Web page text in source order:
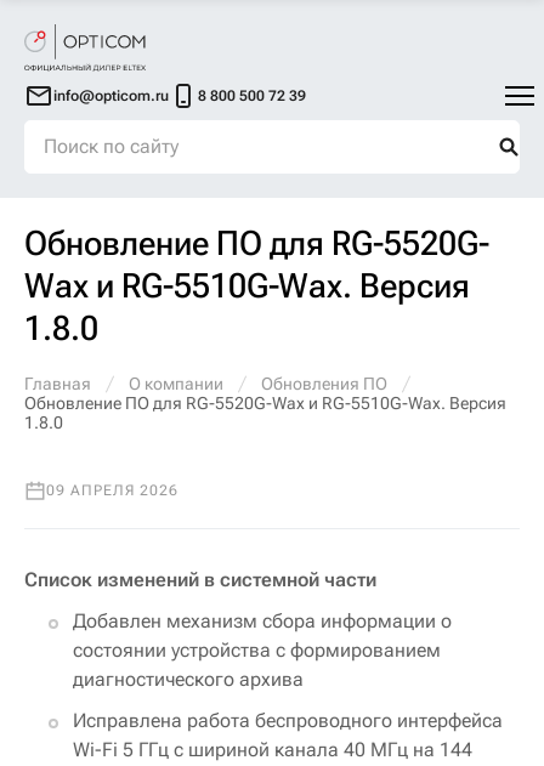
info@opticom.ru 8 800 500 72 39
Обновление ПО для RG-5520G-
Wax и RG-5510G-Wax. Версия
1.8.0
Главная О компании
Обновления ПО
Обновление ПО для RG-5520G-Wax и RG-5510G-Wax. Версия
1.8.0
09 АПРЕЛЯ 2026
Список изменений в системной части
Добавлен механизм сбора информации о
состоянии устройства с формированием
диагностического архива
Исправлена работа беспроводного интерфейса
Wi-Fi 5 ГГц с шириной канала 40 МГц на 144